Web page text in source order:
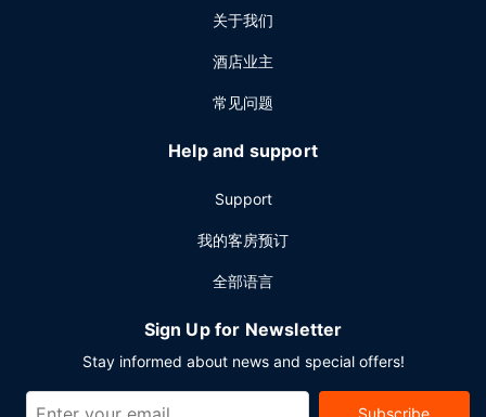
关于我们
酒店业主
常见问题
Help and support
Support
我的客房预订
全部语言
Sign Up for Newsletter
Stay informed about news and special offers!
Subscribe